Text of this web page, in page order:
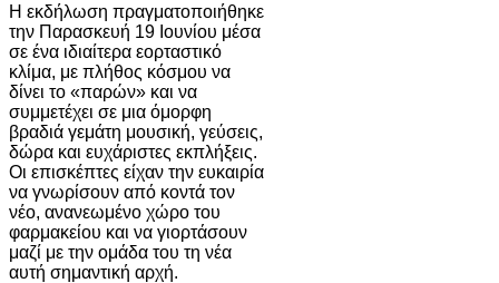
Η εκδήλωση πραγματοποιήθηκε
την Παρασκευή 19 Ιουνίου μέσα
σε ένα ιδιαίτερα εορταστικό
κλίμα, με πλήθος κόσμου να
δίνει το «παρών» και να
συμμετέχει σε μια όμορφη
βραδιά γεμάτη μουσική, γεύσεις,
δώρα και ευχάριστες εκπλήξεις.
Οι επισκέπτες είχαν την ευκαιρία
να γνωρίσουν από κοντά τον
νέο, ανανεωμένο χώρο του
φαρμακείου και να γιορτάσουν
μαζί με την ομάδα του τη νέα
αυτή σημαντική αρχή.